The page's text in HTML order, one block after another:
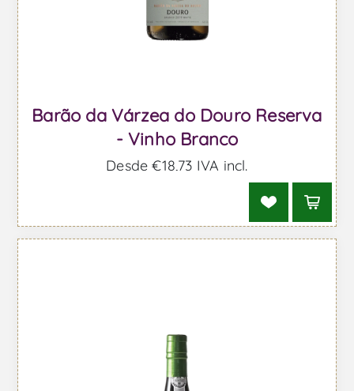
Barão da Várzea do Douro Reserva
- Vinho Branco
Desde €18,73 IVA incl.